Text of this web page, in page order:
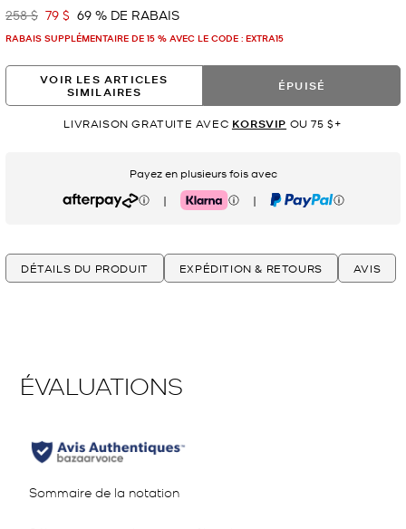
était
258 $ maintenant
79 $ 69 % DE RABAIS
RABAIS SUPPLÉMENTAIRE DE 15 % AVEC LE CODE : EXTRA15
VOIR LES ARTICLES
SIMILAIRES
ÉPUISÉ
LIVRAISON GRATUITE AVEC KORSVIP OU 75 $+
Payez en plusieurs fois avec
Afterpay | Klarna | PayPal
DÉTAILS DU PRODUIT EXPÉDITION & RETOURS AVIS